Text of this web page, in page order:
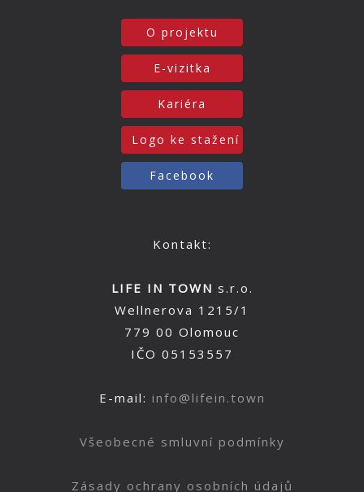
O projektu
E-vizitka
Kariéra
Logo ke stažení
Facebook
Kontakt:
LIFE IN TOWN s.r.o.
Wellnerova 1215/1
779 00 Olomouc
IČO 05153557
E-mail: info@lifein.town
Všeobecné smluvní podmínky
Zásady ochrany osobních údajů